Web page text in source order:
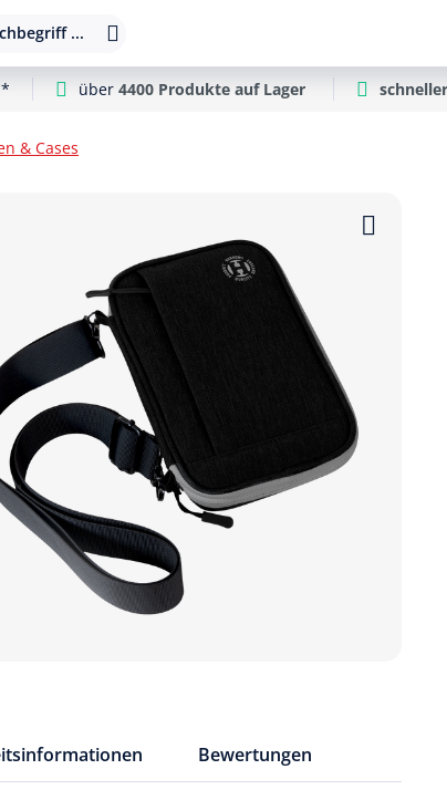
...
über 4400 Produkte auf Lager
& Cases
Bewertungen